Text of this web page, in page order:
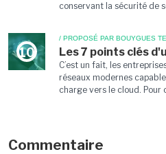
conservant la sécurité de
10
/ PROPOSÉ PAR BOUYGUES
Les 7 points clés
C’est un fait, les
réseaux modernes
charge vers le cloud. Pour
Commentaire